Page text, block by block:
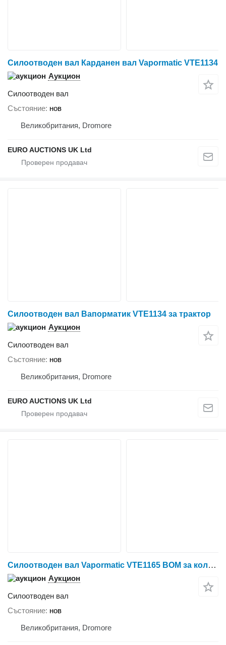
Силоотводен вал Карданен вал Vapormatic VTE1134
Аукцион
Силоотводен вал
Състояние нов
Великобритания, Dromore
EURO AUCTIONS UK Ltd
Силоотводен вал Вапорматик VTE1134 за трактор
Аукцион
Силоотводен вал
Състояние нов
Великобритания, Dromore
EURO AUCTIONS UK Ltd
Силоотводен вал Vapormatic VTE1165 ВОМ за колесен трактор
Аукцион
Силоотводен вал
Състояние нов
Великобритания, Dromore